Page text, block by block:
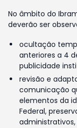
No âmbito do
deverão ser
ocultação
anteriores a 4
publicidade
revisão e
comunicação
elementos da
Federal,